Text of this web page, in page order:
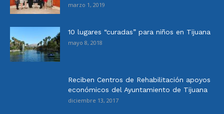
marzo 1, 2019
10 lugares “curadas” para niños en Tijuana
mayo 8, 2018
Reciben Centros de Rehabilitación apoyos
económicos del Ayuntamiento de Tijuana
diciembre 13, 2017